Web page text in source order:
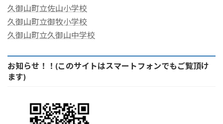
久御山町立佐山小学校
久御山町立御牧小学校
久御山町立久御山中学校
お知らせ！！(このサイトはスマートフォンでもご覧頂け
ます)